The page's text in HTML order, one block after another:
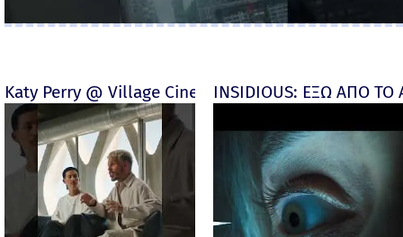
Katy Perry @ Village CinemasINSIDIOUS: ΕΞΩ ΑΠΟ